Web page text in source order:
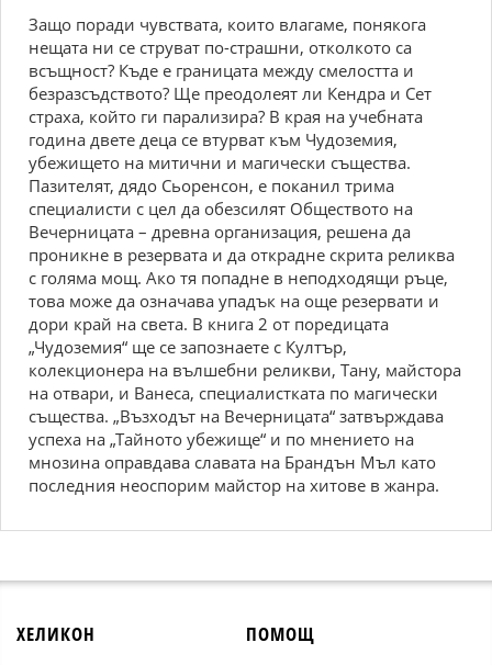
Защо поради чувствата, които влагаме, понякога
нещата ни се струват по-страшни, отколкото са
всъщност? Къде е границата между смелостта и
безразсъдството? Ще преодолеят ли Кендра и Сет
страха, който ги парализира? В края на учебната
година двете деца се втурват към Чудоземия,
убежището на митични и магически същества.
Пазителят, дядо Сьоренсон, е поканил трима
специалисти с цел да обезсилят Обществото на
Вечерницата – древна организация, решена да
проникне в резервата и да открадне скрита реликва
с голяма мощ. Ако тя попадне в неподходящи ръце,
това може да означава упадък на още резервати и
дори край на света. В книга 2 от поредицата
„Чудоземия“ ще се запознаете с Култър,
колекционера на вълшебни реликви, Тану, майстора
на отвари, и Ванеса, специалистката по магически
същества. „Възходът на Вечерницата“ затвърждава
успеха на „Тайното убежище“ и по мнението на
мнозина оправдава славата на Брандън Мъл като
последния неоспорим майстор на хитове в жанра.
ХЕЛИКОН ПОМОЩ